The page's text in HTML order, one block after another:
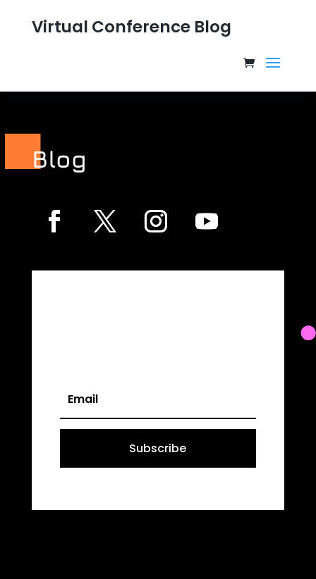
Virtual Conference Blog
Blog
Subscribe